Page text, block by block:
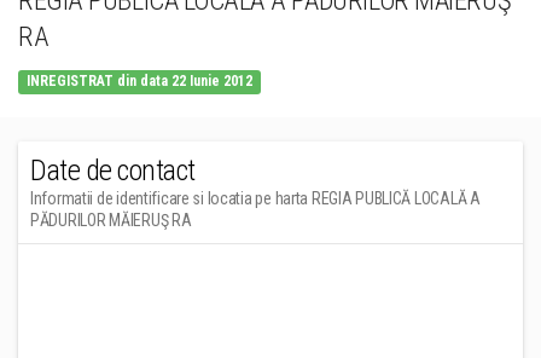
RA
INREGISTRAT din data 22 Iunie 2012
Date de contact
Informatii de identificare si locatia pe harta REGIA PUBLICĂ LOCALĂ A
PĂDURILOR MĂIERUŞ RA